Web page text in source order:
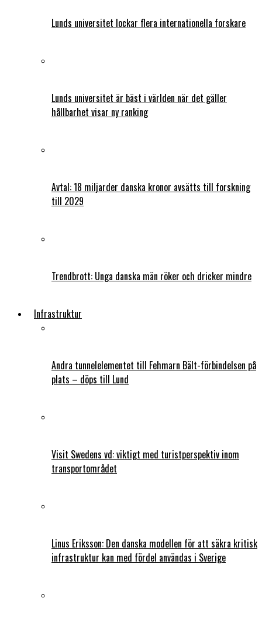
Lunds universitet lockar flera internationella forskare
Lunds universitet är bäst i världen när det gäller
hållbarhet visar ny ranking
Avtal: 18 miljarder danska kronor avsätts till forskning
till 2029
Trendbrott: Unga danska män röker och dricker mindre
Infrastruktur
Andra tunnelelementet till Fehmarn Bält-förbindelsen på
plats – döps till Lund
Visit Swedens vd: viktigt med turistperspektiv inom
transportområdet
Linus Eriksson: Den danska modellen för att säkra kritisk
infrastruktur kan med fördel användas i Sverige